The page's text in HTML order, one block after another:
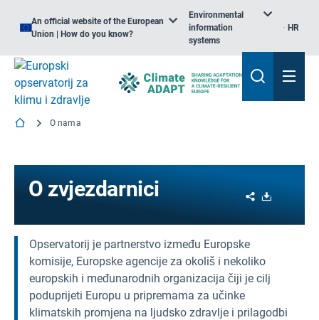
An official website of the European
Union | How do you know?
Environmental
information
systems
HR
O nama
O zvjezdarnici Share
Opservatorij je partnerstvo između Europske
komisije, Europske agencije za okoliš i nekoliko
europskih i međunarodnih organizacija čiji je cilj
poduprijeti Europu u pripremama za učinke
klimatskih promjena na ljudsko zdravlje i prilagodbi